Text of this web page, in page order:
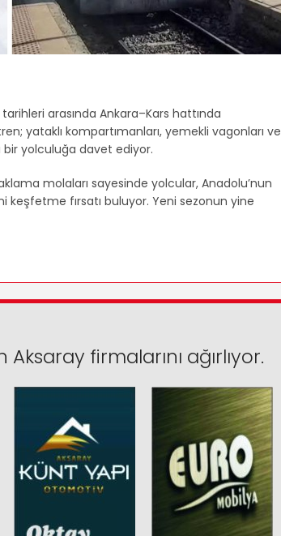
arasında Ankara–Kars hattında
yataklı kompartımanları, yemekli vagonları ve
bir yolculuğa davet ediyor.
molaları sayesinde yolcular, Anadolu’nun
keşfetme fırsatı buluyor. Yeni sezonun yine
firmalarını ağırlıyor.